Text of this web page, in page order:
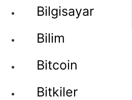
Bilgisayar
Bilim
Bitcoin
Bitkiler